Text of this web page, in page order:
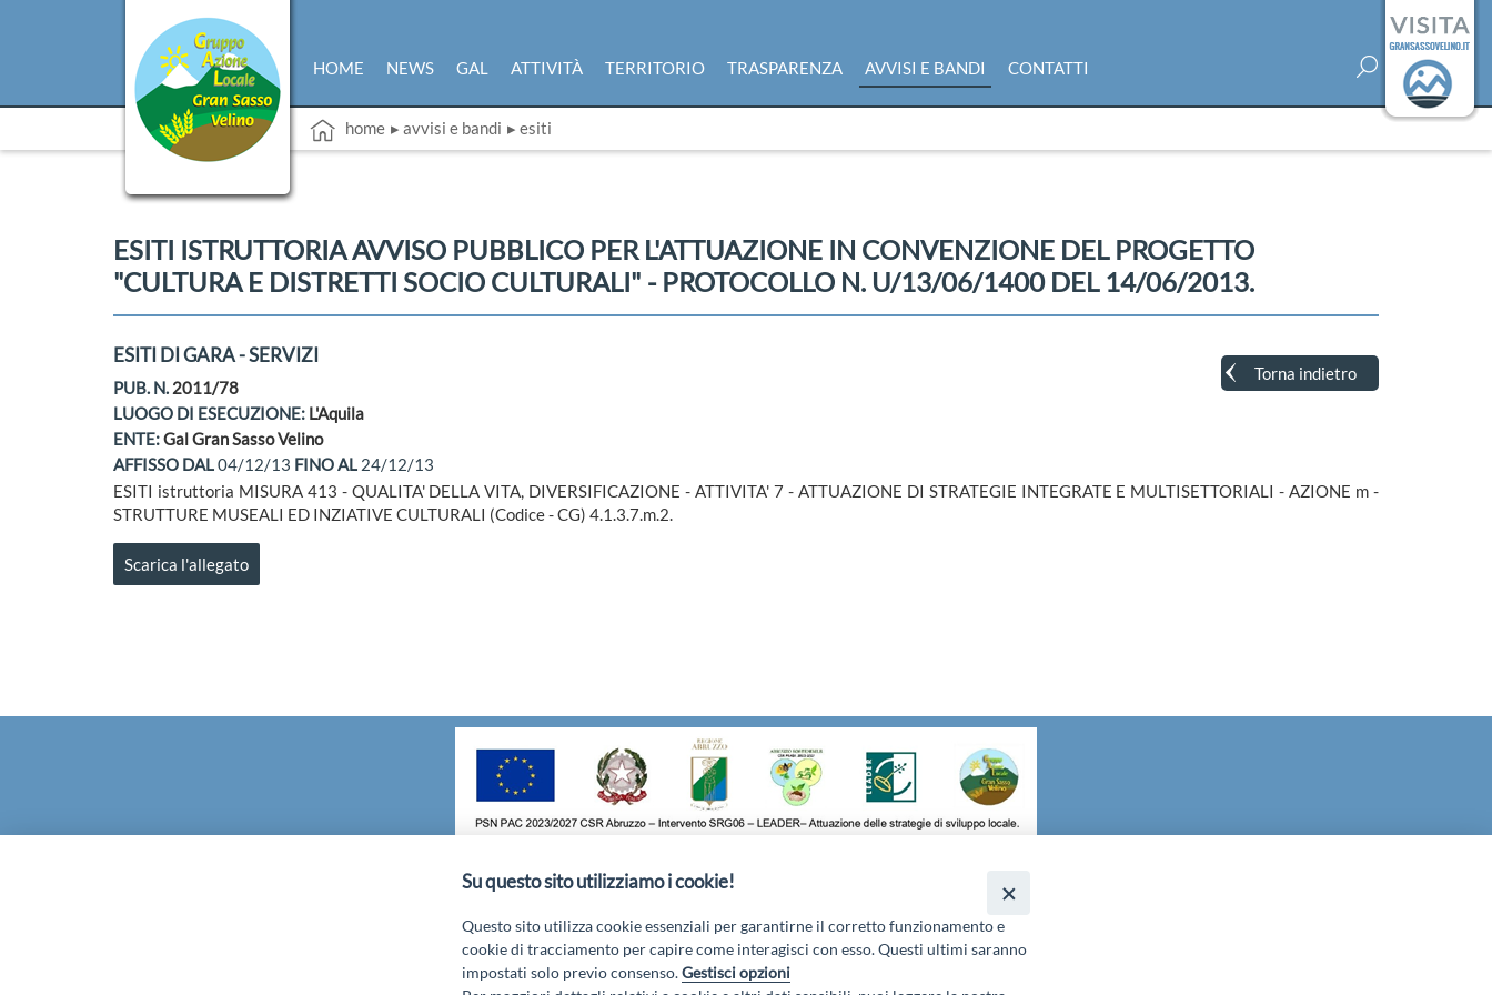
HOME NEWS GAL ATTIVITÀ TERRITORIO TRASPARENZA AVVISI E BANDI CONTATTI
home ▸ avvisi e bandi ▸ esiti
ESITI ISTRUTTORIA AVVISO PUBBLICO PER L'ATTUAZIONE IN CONVENZIONE DEL PROGETTO
"CULTURA E DISTRETTI SOCIO CULTURALI" - PROTOCOLLO N. U/13/06/1400 DEL 14/06/2013.
Torna indietro
ESITI DI GARA - SERVIZI
PUB. N. 2011/78
LUOGO DI ESECUZIONE: L'Aquila
ENTE:Gal Gran Sasso Velino
AFFISSO DAL04/12/13 FINO AL 24/12/13
ESITI istruttoria MISURA 413 - QUALITA' DELLA VITA, DIVERSIFICAZIONE - ATTIVITA' 7 - ATTUAZIONE DI STRATEGIE INTEGRATE E MULTISETTORIALI - AZIONE m -
STRUTTURE MUSEALI ED INZIATIVE CULTURALI (Codice - CG) 4.1.3.7.m.2.
Scarica l'allegato
info@galgransassovelino.it- PEC:
Privacy Policy
Su questo sito utilizziamo i cookie!
Questo sito utilizza cookie essenziali per garantirne il corretto funzionamento e
cookie di tracciamento per capire come interagisci con esso. Questi ultimi saranno
impostati solo previo consenso.Gestisci opzioni